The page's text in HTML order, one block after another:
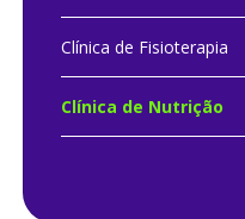
Clínica de Fisioterapia
Clínica de Nutrição